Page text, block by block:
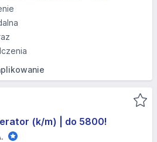
(k/m) | do 5800!